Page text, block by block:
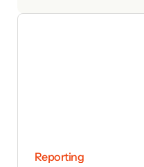
Reporting